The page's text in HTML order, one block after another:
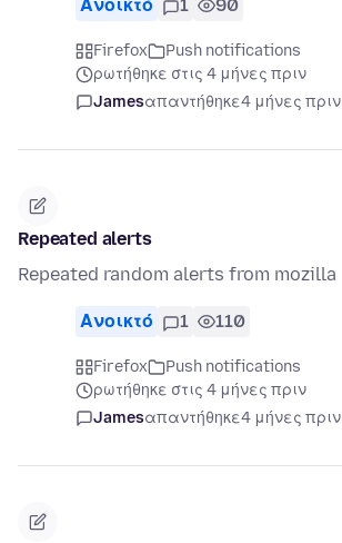
Ανοικτό 1 90
Firefox
Push notifications
ρωτήθηκε στις 4 μήνες πριν
Jamesαπαντήθηκε4 μήνες πριν
Repeated alerts
Repeated random alerts from mozilla
Ανοικτό 1 110
Firefox
Push notifications
ρωτήθηκε στις 4 μήνες πριν
Jamesαπαντήθηκε4 μήνες πριν